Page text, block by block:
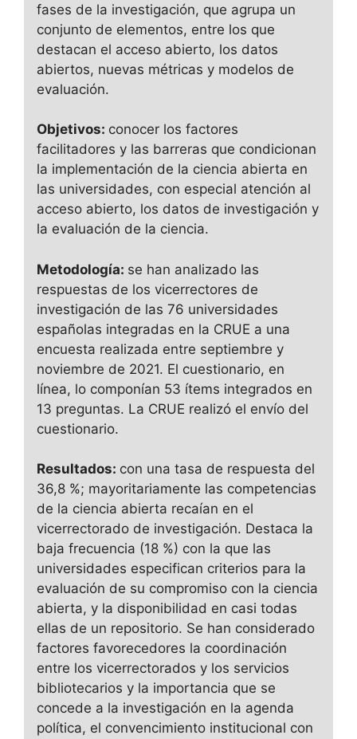
fases de la investigación, que agrupa un
conjunto de elementos, entre los que
destacan el acceso abierto, los datos
abiertos, nuevas métricas y modelos de
evaluación.
Objetivos: conocer los factores
facilitadores y las barreras que condicionan
la implementación de la ciencia abierta en
las universidades, con especial atención al
acceso abierto, los datos de investigación y
la evaluación de la ciencia.
Metodología: se han analizado las
respuestas de los vicerrectores de
investigación de las 76 universidades
españolas integradas en la CRUE a una
encuesta realizada entre septiembre y
noviembre de 2021. El cuestionario, en
línea, lo componían 53 ítems integrados en
13 preguntas. La CRUE realizó el envío del
cuestionario.
Resultados: con una tasa de respuesta del
36,8 %; mayoritariamente las competencias
de la ciencia abierta recaían en el
vicerrectorado de investigación. Destaca la
baja frecuencia (18 %) con la que las
universidades especifican criterios para la
evaluación de su compromiso con la ciencia
abierta, y la disponibilidad en casi todas
ellas de un repositorio. Se han considerado
factores favorecedores la coordinación
entre los vicerrectorados y los servicios
bibliotecarios y la importancia que se
concede a la investigación en la agenda
política, el convencimiento institucional con